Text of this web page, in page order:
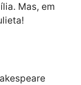
Mas, em